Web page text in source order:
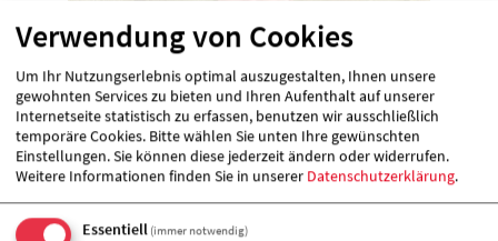
Marleen Janzen
01590 1703700
[E-Mail anzeigen]
Verwendung von Cookies
Um Ihr Nutzungserlebnis optimal auszugestalten, Ihnen unsere
gewohnten Services zu bieten und Ihren Aufenthalt auf unserer
Internetseite statistisch zu erfassen, benutzen wir ausschließlich
temporäre Cookies. Bitte wählen Sie unten Ihre gewünschten
Einstellungen. Sie können diese jederzeit ändern oder widerrufen.
Weitere Informationen finden Sie in unserer Datenschutzerklärung.
Essentiell (immer notwendig)